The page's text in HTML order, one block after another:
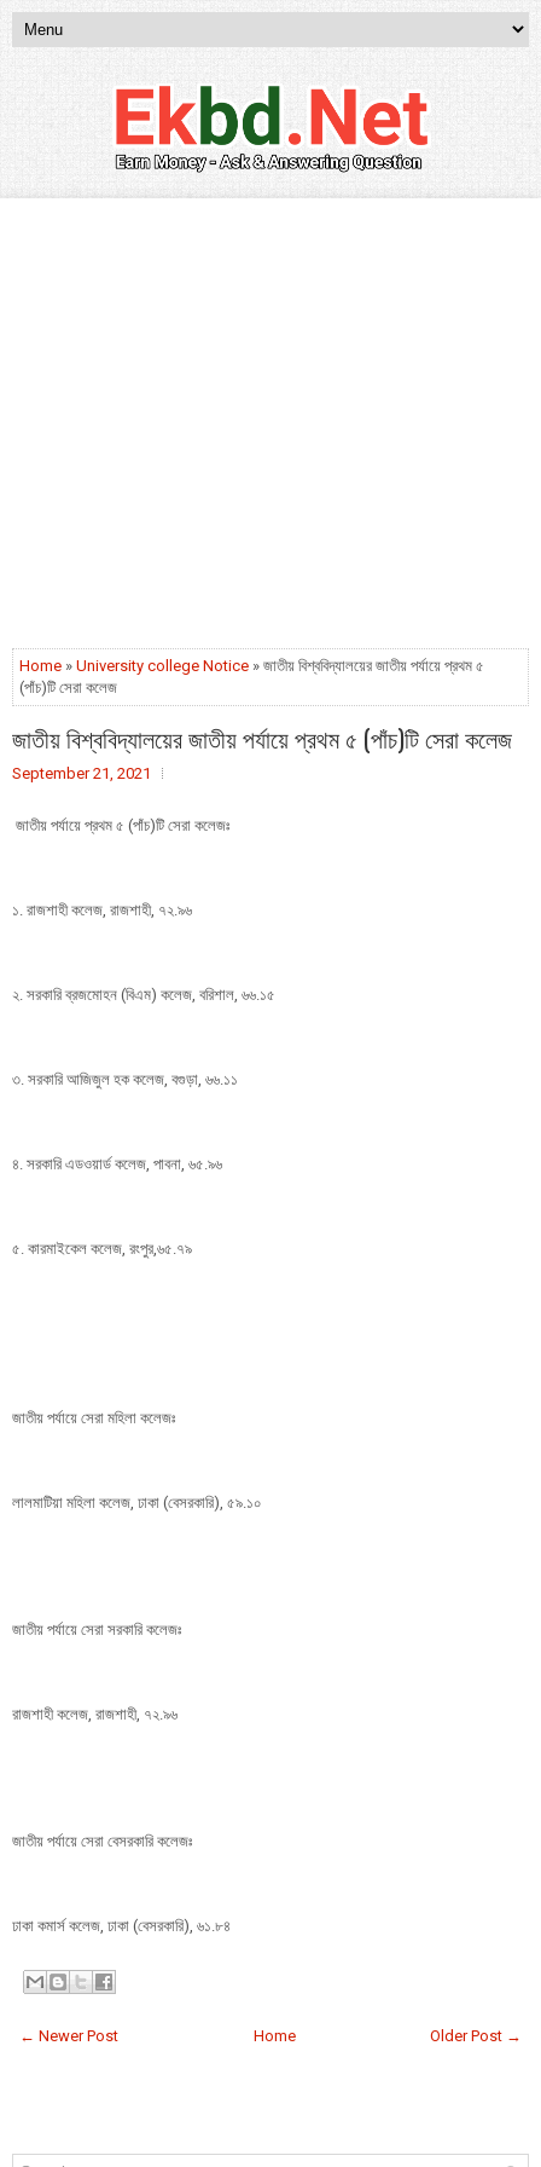
Home » University college Notice » জাতীয় বিশ্ববিদ্যালয়ের জাতীয় পর্যায়ে প্রথম ৫
(পাঁচ)টি সেরা কলেজ
জাতীয় বিশ্ববিদ্যালয়ের জাতীয় পর্যায়ে প্রথম ৫ (পাঁচ)টি সেরা কলেজ
September 21, 2021
জাতীয় পর্যায়ে প্রথম ৫ (পাঁচ)টি সেরা কলেজঃ
১. রাজশাহী কলেজ, রাজশাহী, ৭২.৯৬
২. সরকারি ব্রজমােহন (বিএম) কলেজ, বরিশাল, ৬৬.১৫
৩. সরকারি আজিজুল হক কলেজ, বগুড়া, ৬৬.১১
৪. সরকারি এডওয়ার্ড কলেজ, পাবনা, ৬৫.৯৬
৫. কারমাইকেল কলেজ, রংপুর,৬৫.৭৯
জাতীয় পর্যায়ে সেরা মহিলা কলেজঃ
লালমাটিয়া মহিলা কলেজ, ঢাকা (বেসরকারি), ৫৯.১০
জাতীয় পর্যায়ে সেরা সরকারি কলেজঃ
রাজশাহী কলেজ, রাজশাহী, ৭২.৯৬
জাতীয় পর্যায়ে সেরা বেসরকারি কলেজঃ
ঢাকা কমার্স কলেজ, ঢাকা (বেসরকারি), ৬১.৮৪
← Newer Post Older Post →
Home